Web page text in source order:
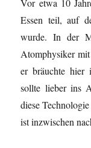
Vor etwa 10
Essen teil, auf
wurde. In der
Atomphysiker mit
er bräuchte hier
sollte lieber ins
diese
ist inzwischen